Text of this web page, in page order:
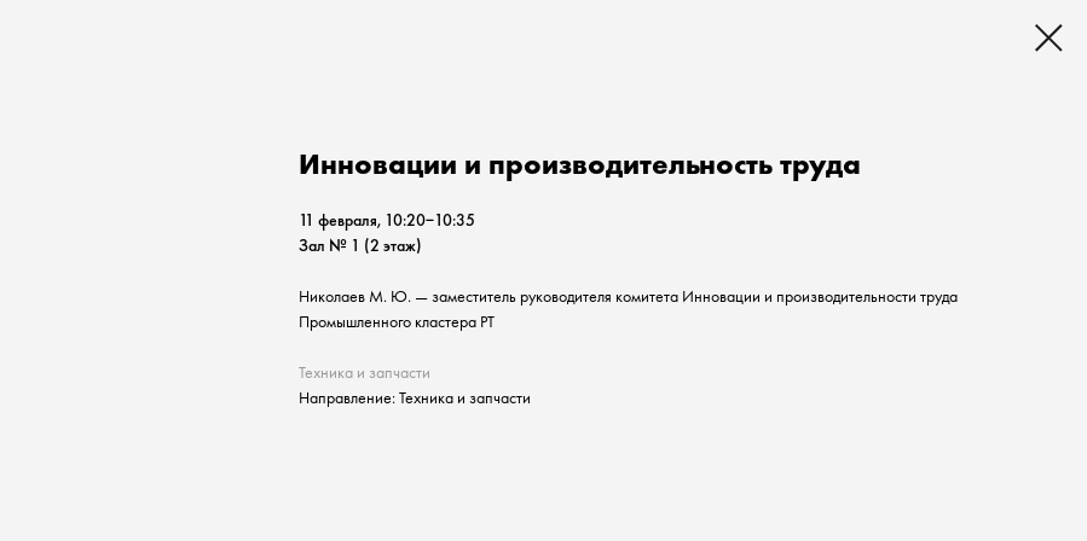
Инновации и производительность труда
11 февраля, 10:20−10:35
Зал № 1 (2 этаж)
Николаев М. Ю. — заместитель руководителя комитета Инновации и производительности труда
Промышленного кластера РТ
Техника и запчасти
Направление: Техника и запчасти